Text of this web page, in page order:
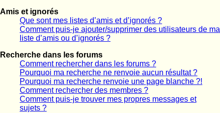
Amis et ignorés
Que sont mes listes d’amis et d’ignorés ?
Comment puis-je ajouter/supprimer des utilisateurs de ma
liste d’amis ou d’ignorés ?
Recherche dans les forums
Comment rechercher dans les forums ?
Pourquoi ma recherche ne renvoie aucun résultat ?
Pourquoi ma recherche renvoie une page blanche ?!
Comment rechercher des membres ?
Comment puis-je trouver mes propres messages et
sujets ?